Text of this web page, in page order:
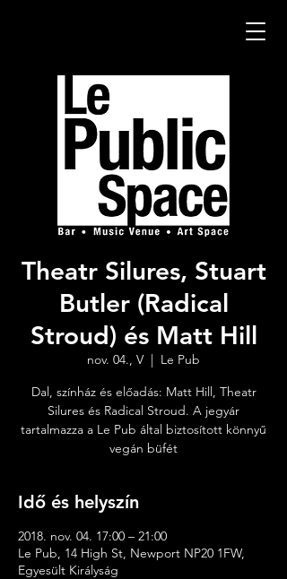
Theatr Silures, Stuart
Butler (Radical
Stroud) és Matt Hill
nov. 04., V
  |
Le Pub
Dal, színház és előadás: Matt Hill, Theatr
Silures és Radical Stroud. A jegyár
tartalmazza a Le Pub által biztosított könnyű
vegán büfét
Idő és helyszín
2018. nov. 04. 17:00 – 21:00
Le Pub, 14 High St, Newport NP20 1FW,
Egyesült Királyság